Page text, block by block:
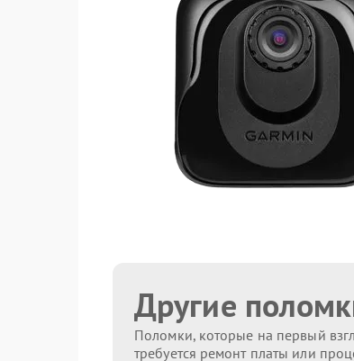
Другие
Поломки, которые на первый
требуется ремонт платы или